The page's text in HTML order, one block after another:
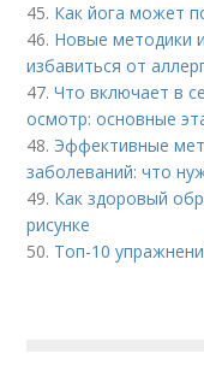
45. Как йога может
46. Новые методики
избавиться от
47.Что включает в
осмотр: основные
48. Эффективные
заболеваний: что
49. Как здоровый
рисунке
50. Топ-10